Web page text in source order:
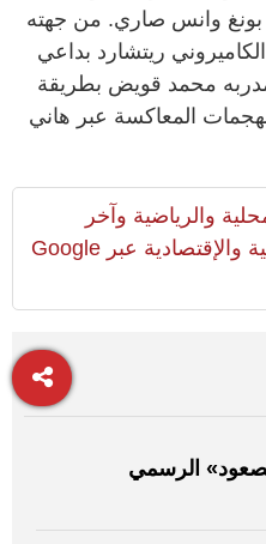
بونغ وانس صاري. من جهته
ريتشارد بداعي
محمد قويض بطريقة
المعاكسة عبر هاني
والرياضية وآخر
المستجدات السياسية والإقتصادية عبر Google
الرسمي